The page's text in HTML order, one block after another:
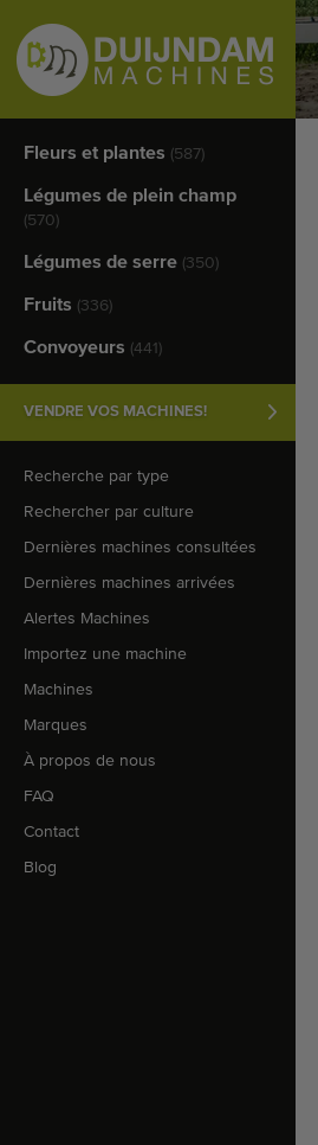
Fleurs et plantes (587)
Légumes de plein champ
(570)
Légumes de serre (350)
Fruits (336)
Convoyeurs (441)
VENDRE VOS MACHINES!
Recherche par type
Rechercher par culture
Dernières machines consultées
Dernières machines arrivées
Alertes Machines
Importez une machine
Machines
Marques
À propos de nous
FAQ
Contact
Blog